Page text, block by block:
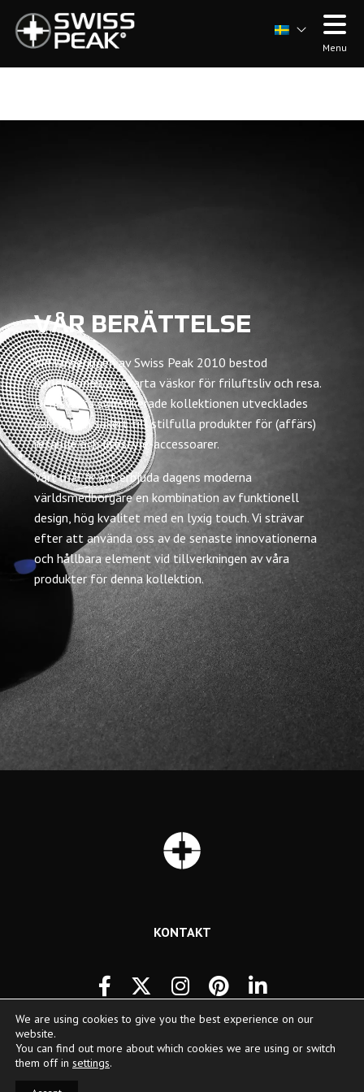
Menu
VÅR BERÄTTELSE
Vid lanseringen av Swiss Peak 2010 bestod
kollektionen av svarta väskor för friluftsliv och resa.
Den svarta sofistikerade kollektionen utvecklades
sakta men säkert till stilfulla produkter för (affärs)
resande och lifestyle-accessoarer.
Vårt mål är att erbjuda dagens moderna
världsmedborgare en kombination av funktionell
design, hög kvalitet med en lyxig touch. Vi strävar
efter att använda oss av de senaste innovationerna
och hållbara element vid tillverkningen av våra
produkter för denna kollektion.
KONTAKT
© Copyright 2026 | Swiss Peak | All Rights Reserved
We are using cookies to give you the best experience on our
website.
You can find out more about which cookies we are using or switch
them off in settings.